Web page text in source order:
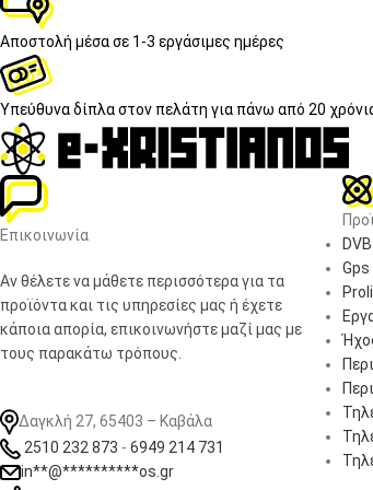
Αποστολή μέσα σε 1-3 εργάσιμες ημέρες
Υπεύθυνα δίπλα στον πελάτη για πάνω από 20
Επικοινωνία
Αν θέλετε να μάθετε περισσότερα για τα
προϊόντα και τις υπηρεσίες μας ή έχετε
κάποια απορία, επικοινωνήστε μαζί μας με
τους παρακάτω τρόπους.
Δαγκλή 27, 65403 – Καβάλα
2510 232 873 - 6949 214 731
in**@**********os.gr